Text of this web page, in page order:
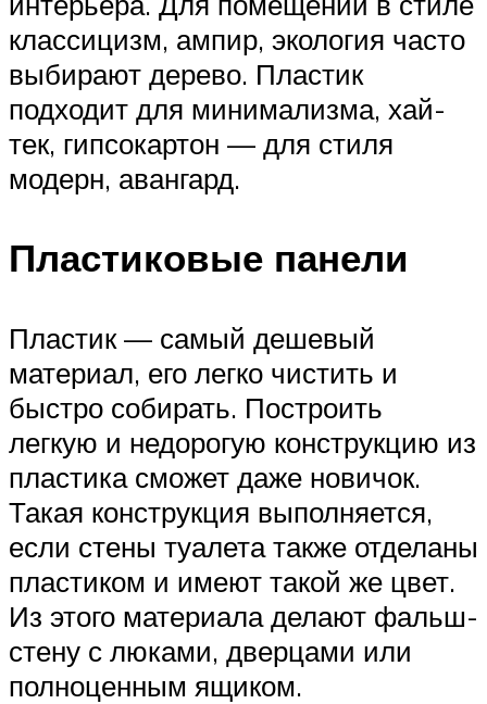
классицизм, ампир, экология часто
выбирают дерево. Пластик
подходит для минимализма, хай-
тек, гипсокартон — для стиля
модерн, авангард.
Пластиковые панели
Пластик — самый дешевый
материал, его легко чистить и
быстро собирать. Построить
легкую и недорогую конструкцию из
пластика сможет даже новичок.
Такая конструкция выполняется,
если стены туалета также отделаны
пластиком и имеют такой же цвет.
Из этого материала делают фальш-
стену с люками, дверцами или
полноценным ящиком.